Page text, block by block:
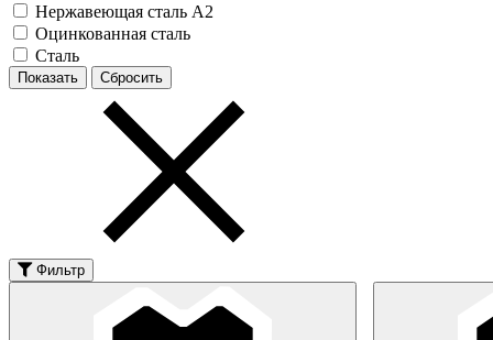
Нержавеющая сталь А2
Оцинкованная сталь
Сталь
Фильтр